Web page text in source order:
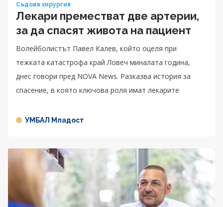
Съдова хирургия
Лекари преместват две артерии,
за да спасят живота на пациент
Волейболистът Павел Калев, който оцеля при
тежката катастрофа край Ловеч миналата година,
днес говори пред NOVA News. Разказва история за
спасение, в която ключова роля имат лекарите
УМБАЛ Младост